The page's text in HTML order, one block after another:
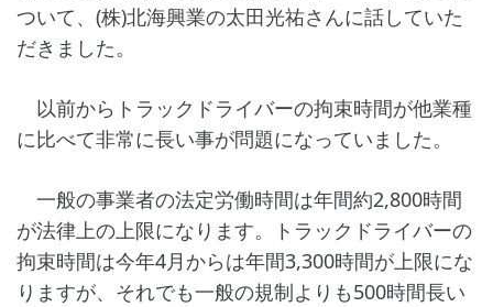
ついて、(株)北海興業の太田光祐さんに話していた
だきました。
以前からトラックドライバーの拘束時間が他業種
に比べて非常に長い事が問題になっていました。
一般の事業者の法定労働時間は年間約2,800時間
が法律上の上限になります。トラックドライバーの
拘束時間は今年4月からは年間3,300時間が上限にな
りますが、それでも一般の規制よりも500時間長い